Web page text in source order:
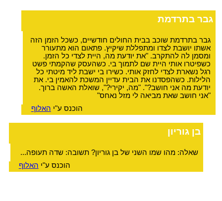
גבר בתרדמת
גבר בתרדמת שוכב בבית החולים חודשיים, כשכל הזמן הזה
אשתו יושבת לצדו ומתפללת שיקיץ. פתאום הוא מתעורר
ומסמן לה להתקרב. "את יודעת מה, היית לצדי כל הזמן.
כשפיטרו אותי היית שם לתמוך בי. כשהעסק שהקמתי פשט
רגל נשארת לצדי לחזק אותי. כשירו בי ישבת ליד מיטתי כל
הלילות. כשהפסדנו את הבית עדיין המשכת להאמין בי. את
יודעת מה אני חושב?". "מה, יקירי?", שואלת האשה ברוך.
"אני חושב שאת מביאה לי מזל נאחס"
הוכנס ע"י האלוף
בן גוריון
שאלה: מהו שמו השני של בן גוריון? תשובה: שדה תעופה...
הוכנס ע"י האלוף